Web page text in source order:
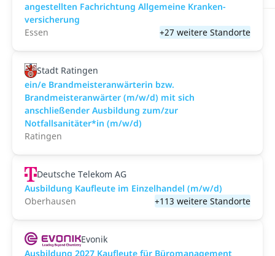
angestellten­ Fach­richtung All­gemeine Kranken­
versicher­ung
Essen
+27 weitere Standorte
Stadt Ratingen
ein/e Brandmeisteranwärterin bzw.
Brandmeisteranwärter (m/w/d) mit sich
anschließender Ausbildung zum/zur
Notfallsanitäter*in (m/w/d)
Ratingen
Deutsche Telekom AG
Ausbildung Kaufleute im Einzelhandel (m/w/d)
Oberhausen
+113 weitere Standorte
Evonik
Ausbildung 2027 Kaufleute für Büromanagement